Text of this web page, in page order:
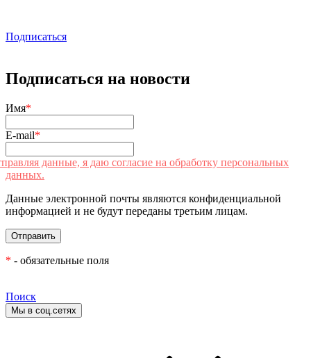
Подписаться
Подписаться на новости
Имя*
E-mail*
данные, я даю согласие на обработку персональных
данных.
Данные электронной почты являются конфиденциальной
информацией и не будут переданы третьим лицам.
* - обязательные поля
Поиск
Мы в соц.сетях